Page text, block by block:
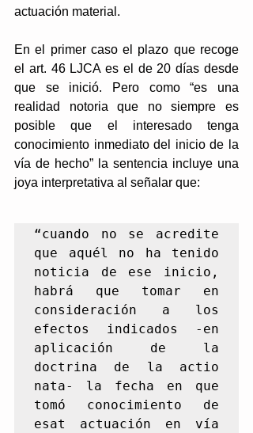
actuación material.
En el primer caso el plazo que recoge
el art. 46 LJCA es el de 20 días desde
que se inició. Pero como “es una
realidad notoria que no siempre es
posible que el interesado tenga
conocimiento inmediato del inicio de la
vía de hecho” la sentencia incluye una
joya interpretativa al señalar que:
“cuando no se acredite
que aquél no ha tenido
noticia de ese inicio,
habrá que tomar en
consideración a los
efectos indicados -en
aplicación de la
doctrina de la actio
nata- la fecha en que
tomó conocimiento de
esat actuación en vía